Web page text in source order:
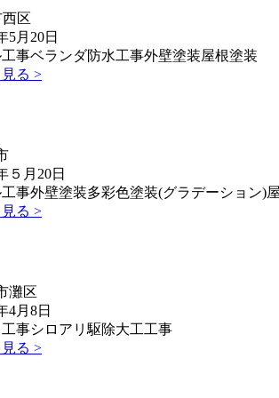
区
5月20日
事ベランダ防水工事外壁塗装屋根塗装
る >
５月20日
事外壁塗装多彩色塗装(グラデーション)
る >
灘区
4月8日
事シロアリ駆除大工工事
る >